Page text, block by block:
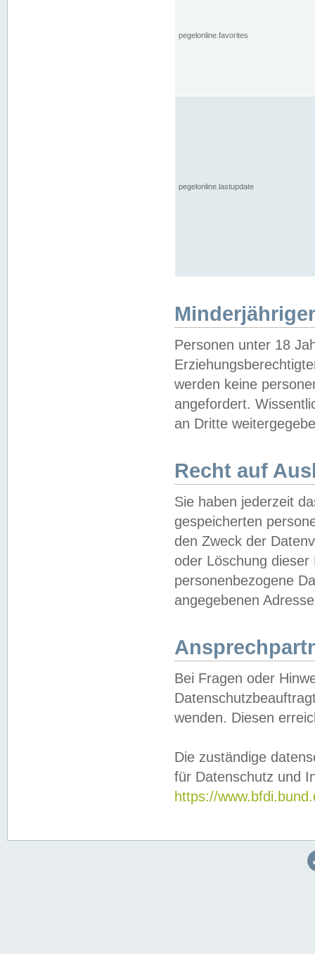
pegelonline.favorites
pegelonline.lastupdate
Personen unter 18
werden keine
angefordert.
an Dritte
Recht auf
Sie haben jederzeit
gespeicherten
den Zweck der
oder Löschung
personenbezogene
angegebenen
Bei Fragen oder
wenden. Diesen
Die zuständige
für Datenschutz und
https://